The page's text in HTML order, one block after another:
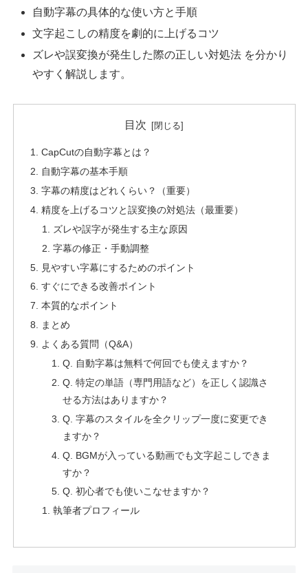
自動字幕の具体的な使い方と手順
文字起こしの精度を劇的に上げるコツ
ズレや誤変換が発生した際の正しい対処法 を分かり
やすく解説します。
目次
CapCutの自動字幕とは？
自動字幕の基本手順
字幕の精度はどれくらい？（重要）
精度を上げるコツと誤変換の対処法（最重要）
ズレや誤字が発生する主な原因
字幕の修正・手動調整
見やすい字幕にするためのポイント
すぐにできる改善ポイント
本質的なポイント
まとめ
よくある質問（Q&A）
Q. 自動字幕は無料で何回でも使えますか？
Q. 特定の単語（専門用語など）を正しく認識さ
せる方法はありますか？
Q. 字幕のスタイルを全クリップ一度に変更でき
ますか？
Q. BGMが入っている動画でも文字起こしできま
すか？
Q. 初心者でも使いこなせますか？
執筆者プロフィール